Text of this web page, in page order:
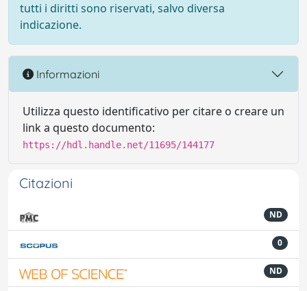
tutti i diritti sono riservati, salvo diversa
indicazione.
Informazioni
Utilizza questo identificativo per citare o creare un
link a questo documento:
https://hdl.handle.net/11695/144177
Citazioni
ND
0
ND